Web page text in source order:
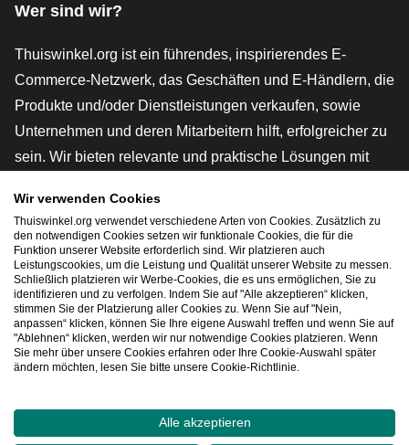
Wer sind wir?
Thuiswinkel.org ist ein führendes, inspirierendes E-
Commerce-Netzwerk, das Geschäften und E-Händlern, die
Produkte und/oder Dienstleistungen verkaufen, sowie
Unternehmen und deren Mitarbeitern hilft, erfolgreicher zu
sein. Wir bieten relevante und praktische Lösungen mit
rechtlichen Instrumenten und Beratung,
Interessenvertretung, Marktforschung und verfügen über
eine eigene Bildungsplattform, die Thuiswinkel e-
Academy.
Schnelles Navigieren
Wir verwenden Cookies
Thuiswinkel.org verwendet verschiedene Arten von Cookies. Zusätzlich zu
den notwendigen Cookies setzen wir funktionale Cookies, die für die
Funktion unserer Website erforderlich sind. Wir platzieren auch
Leistungscookies, um die Leistung und Qualität unserer Website zu messen.
Schließlich platzieren wir Werbe-Cookies, die es uns ermöglichen, Sie zu
identifizieren und zu verfolgen. Indem Sie auf "Alle akzeptieren“ klicken,
stimmen Sie der Platzierung aller Cookies zu. Wenn Sie auf "Nein,
anpassen“ klicken, können Sie Ihre eigene Auswahl treffen und wenn Sie auf
"Ablehnen“ klicken, werden wir nur notwendige Cookies platzieren. Wenn
Sie mehr über unsere Cookies erfahren oder Ihre Cookie-Auswahl später
ändern möchten, lesen Sie bitte unsere Cookie-Richtlinie.
Alle akzeptieren